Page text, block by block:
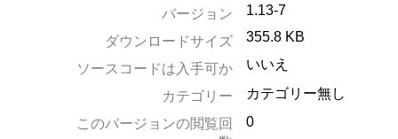
バージョン
1.13-7
ダウンロードサイズ 355.8 KB
ソースコードは入手可か いいえ
カテゴリー
カテゴリー無し
このバージョンの閲覧回
0